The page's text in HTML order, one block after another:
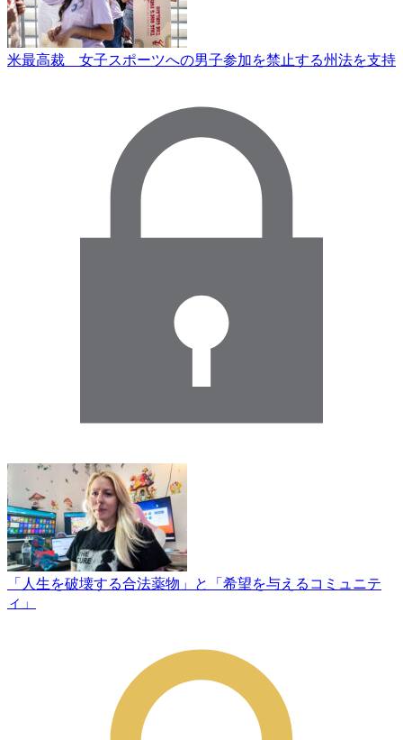
米最高裁 女子スポーツへの男子参加を禁止する州法を支持
「人生を破壊する合法薬物」と「希望を与えるコミュニテ
ィ」